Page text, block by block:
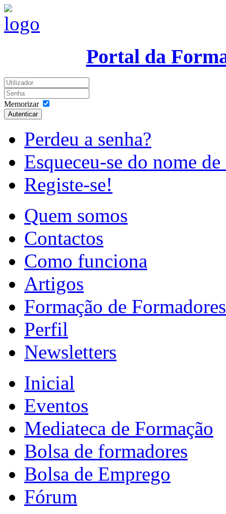
Portal da
Memorizar
Autenticar
Perdeu a senha?
Esqueceu-se do nome
Registe-se!
Quem somos
Contactos
Como funciona
Artigos
Formação de Formadores
Perfil
Newsletters
Inicial
Eventos
Mediateca de Formação
Bolsa de formadores
Bolsa de Emprego
Fórum